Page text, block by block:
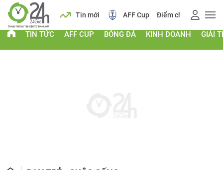
Lịch Tin mới AFF Cup Điểm chuẩn 2026
TIN TỨC AFF CUP BÓNG ĐÁ KINH DOANH GIẢI